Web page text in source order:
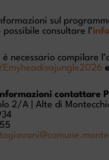
sul
consultare l’
è necessario compilare
contattare
2/A | Alte di